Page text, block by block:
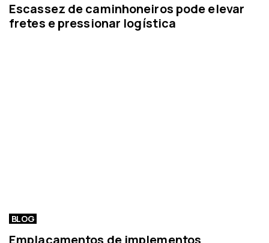
Escassez de caminhoneiros pode elevar
fretes e pressionar logística
BLOG
Emplacamentos de implementos